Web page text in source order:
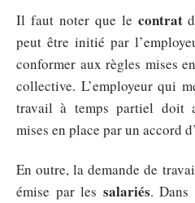
Il faut noter que le contrat
peut être initié par
conformer aux règles mises
collective. L’employeur qui
travail à temps partiel doit
mises en place par un accord
En outre, la demande de
émise par les salariés. Dans